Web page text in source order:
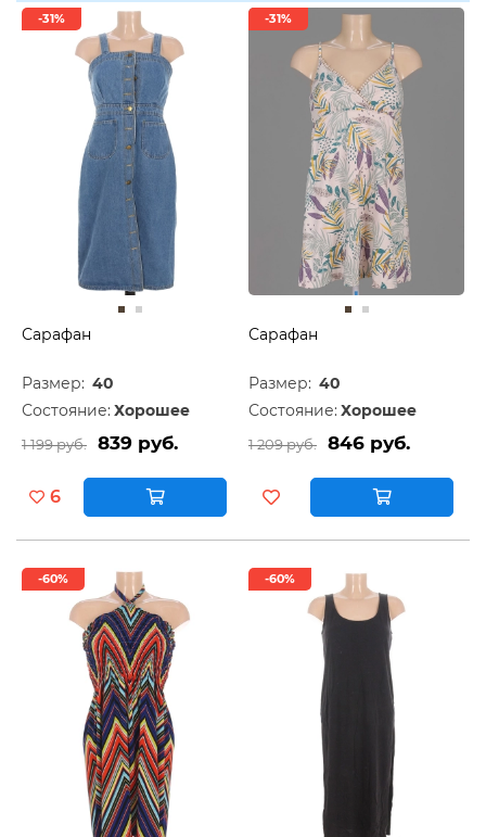
-31%
Сарафан
Размер: 40
Состояние: Хорошее
1 199 руб. 839 руб.
6
-31%
Сарафан
Размер: 40
Состояние: Хорошее
1 209 руб. 846 руб.
-60% -60%